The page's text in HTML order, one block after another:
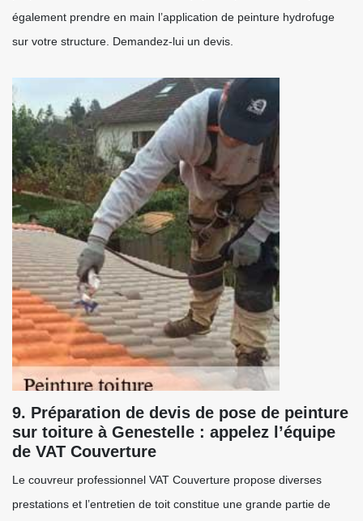
également prendre en main l’application de peinture hydrofuge
sur votre structure. Demandez-lui un devis.
9. Préparation de devis de pose de peinture
sur toiture à Genestelle : appelez l’équipe
de VAT Couverture
Le couvreur professionnel VAT Couverture propose diverses
prestations et l’entretien de toit constitue une grande partie de